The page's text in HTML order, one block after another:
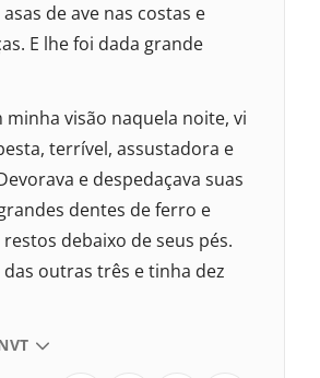
de ave nas costas e
E lhe foi dada grande
minha visão naquela noite, vi
terrível, assustadora e
e despedaçava suas
dentes de ferro e
restos debaixo de seus pés.
outras três e tinha dez
VERSÃO DA BÍBLIA